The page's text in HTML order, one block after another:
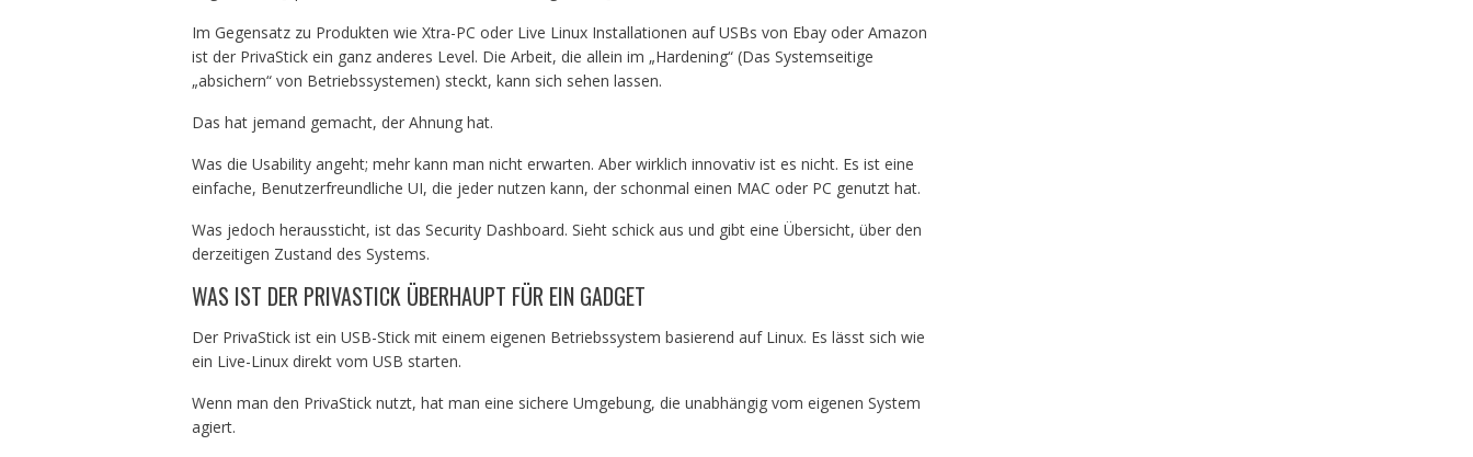
Im Gegensatz zu Produkten wie Xtra-PC oder Live Linux Installationen auf USBs von Ebay oder Amazon
ist der PrivaStick ein ganz anderes Level. Die Arbeit, die allein im „Hardening“ (Das Systemseitige
„absichern“ von Betriebssystemen) steckt, kann sich sehen lassen.
Das hat jemand gemacht, der Ahnung hat.
Was die Usability angeht; mehr kann man nicht erwarten. Aber wirklich innovativ ist es nicht. Es ist eine
einfache, Benutzerfreundliche UI, die jeder nutzen kann, der schonmal einen MAC oder PC genutzt hat.
Was jedoch heraussticht, ist das Security Dashboard. Sieht schick aus und gibt eine Übersicht, über den
derzeitigen Zustand des Systems.
WAS IST DER PRIVASTICK ÜBERHAUPT FÜR EIN GADGET
Der PrivaStick ist ein USB-Stick mit einem eigenen Betriebssystem basierend auf Linux. Es lässt sich wie
ein Live-Linux direkt vom USB starten.
Wenn man den PrivaStick nutzt, hat man eine sichere Umgebung, die unabhängig vom eigenen System
agiert.